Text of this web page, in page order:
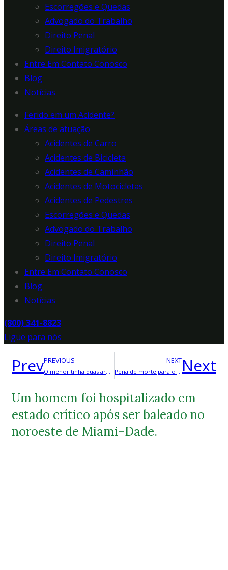
Escorregões e Quedas
Advogado do Trabalho
Direito Penal
Direito Imigratório
Entre Em Contato Conosco
Blog
Notícias
Ferido em um Acidente?
Áreas de atuação
Acidentes de Carro
Acidentes de Bicicleta
Acidentes de Caminhão
Acidentes de Motocicletas
Acidentes de Pedestres
Escorregões e Quedas
Advogado do Trabalho
Direito Penal
Direito Imigratório
Entre Em Contato Conosco
Blog
Notícias
(800) 341-8823
Ligue para nós
PrevPREVIOUS NEXTNext
Um homem foi hospitalizado em
estado crítico após ser baleado no
noroeste de Miami-Dade.